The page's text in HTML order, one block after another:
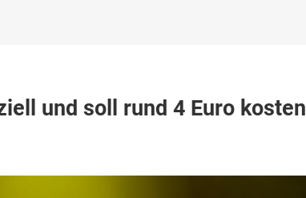
und soll rund 4 Euro kosten